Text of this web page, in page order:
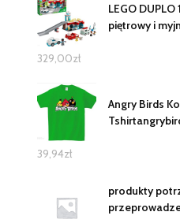
LEGO
piętrowy i
329,00zł
Angry Birds
39,94zł
produkty